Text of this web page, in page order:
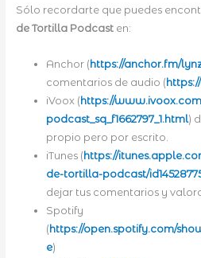
Sólo recordarte que puedes
de Tortilla Podcasten:
Anchor (https://anchor.fm/
comentarios de audio (
iVoox (https://
podcast_sq_f1662797_1.html)
propio pero por escrito.
iTunes (https://
de-tortilla-podcast/
dejar tus comentarios y
Spotify
(https://open.spotify.com/
e)